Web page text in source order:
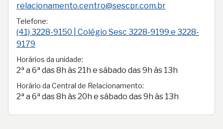
relacionamento.centro@sescpr.com.br
Telefone:
(41) 3228-9150 | Colégio Sesc 3228-9199 e 3228-
9179
Horários da unidade:
2ª a 6ª das 8h às 21h e sábado das 9h às 13h
Horário da Central de Relacionamento:
2ª a 6ª das 8h às 20h e sábado das 9h às 13h